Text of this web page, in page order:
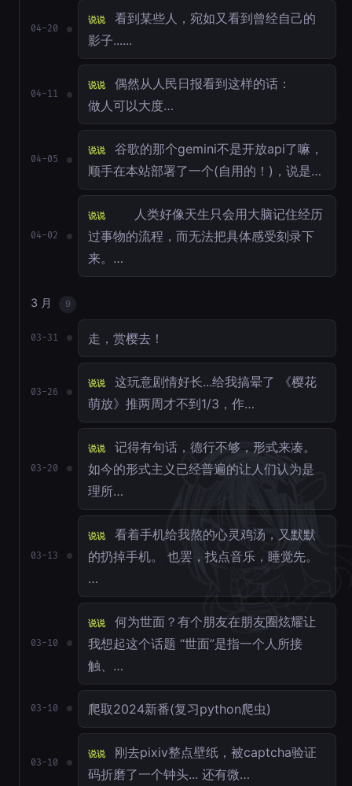
04-20
说说
看到某些人，宛如又看到曾经自己的
影子......
04-11
说说
偶然从人民日报看到这样的话：
做人可以大度…
04-05
说说
谷歌的那个gemini不是开放api了嘛，
顺手在本站部署了一个(自用的！)，说是…
04-02
说说
人类好像天生只会用大脑记住经历
过事物的流程，而无法把具体感受刻录下
来。…
3 月 9
03-31 走，赏樱去！
03-26
说说
这玩意剧情好长...给我搞晕了 《樱花
萌放》推两周才不到1/3，作…
03-20
说说
记得有句话，德行不够，形式来凑。
如今的形式主义已经普遍的让人们认为是
理所…
03-13
说说
看着手机给我熬的心灵鸡汤，又默默
的扔掉手机。 也罢，找点音乐，睡觉先。
…
03-10
说说
何为世面？有个朋友在朋友圈炫耀让
我想起这个话题 “世面”是指一个人所接
触、…
03-10 爬取2024新番(复习python爬虫)
03-10
说说
刚去pixiv整点壁纸，被captcha验证
码折磨了一个钟头... 还有微…